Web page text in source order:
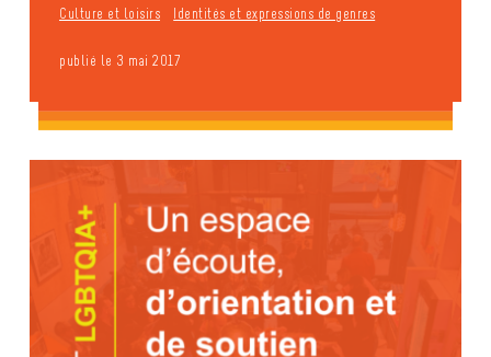
Culture et loisirs
Identités et expressions de genres
publié le 3 mai 2017